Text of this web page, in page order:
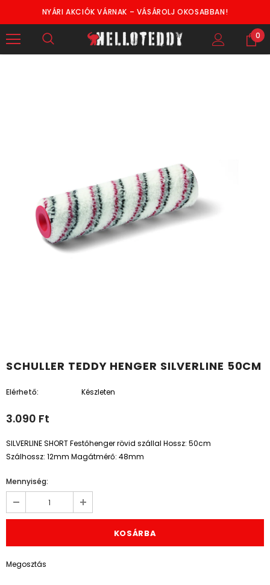
NYÁRI AKCIÓK VÁRNAK – VÁSÁROLJ OKOSABBAN!
0
SCHULLER TEDDY HENGER SILVERLINE 50CM
Elérhető: Készleten
3.090 Ft
SILVERLINE SHORT Festőhenger rövid szállal Hossz: 50cm
Szálhossz: 12mm Magátmérő: 48mm
Mennyiség:
Megosztás